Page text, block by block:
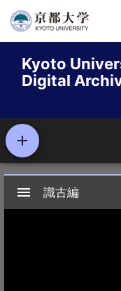
Skip
contentKyoto
Digital